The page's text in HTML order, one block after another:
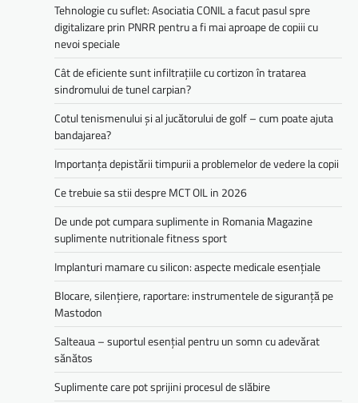
Tehnologie cu suflet: Asociatia CONIL a facut pasul spre
digitalizare prin PNRR pentru a fi mai aproape de copiii cu
nevoi speciale
Cât de eficiente sunt infiltrațiile cu cortizon în tratarea
sindromului de tunel carpian?
Cotul tenismenului și al jucătorului de golf – cum poate ajuta
bandajarea?
Importanța depistării timpurii a problemelor de vedere la copii
Ce trebuie sa stii despre MCT OIL in 2026
De unde pot cumpara suplimente in Romania Magazine
suplimente nutritionale fitness sport
Implanturi mamare cu silicon: aspecte medicale esențiale
Blocare, silențiere, raportare: instrumentele de siguranță pe
Mastodon
Salteaua – suportul esențial pentru un somn cu adevărat
sănătos
Suplimente care pot sprijini procesul de slăbire